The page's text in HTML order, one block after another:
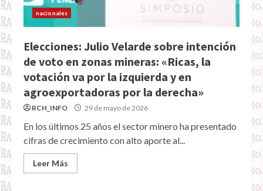
nacionales
Elecciones: Julio Velarde sobre intención
de voto en zonas mineras: «Ricas, la
votación va por la izquierda y en
agroexportadoras por la derecha»
RCH_INFO 29 de mayo de 2026
En los últimos 25 años el sector minero ha presentado
cifras de crecimiento con alto aporte al...
Leer Más